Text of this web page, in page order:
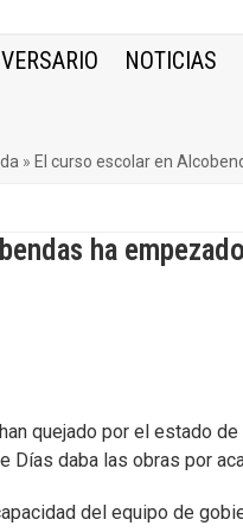
NOTICIAS
» El curso escolar en
ha
quejado por el estado
Días daba las obras por
del equipo de